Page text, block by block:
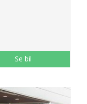
Se bil